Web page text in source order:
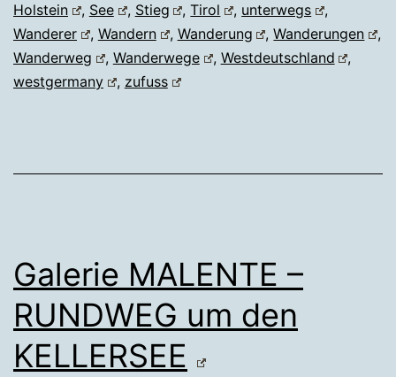
Holstein
, See , Stieg ,Tirol , unterwegs
,
Wanderer
, Wandern , Wanderung ,Wanderungen
,
Wanderweg
, Wanderwege , Westdeutschland
,
westgermany
, zufuss
Galerie MALENTE –
RUNDWEG um den
KELLERSEE